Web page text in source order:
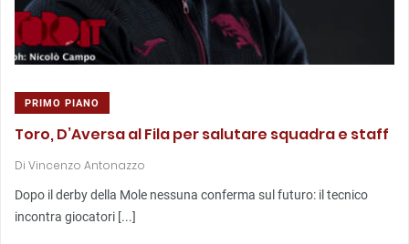
PRIMO PIANO
Toro, D’Aversa al Fila per salutare squadra e staff
Di Vincenzo Antonazzo
Dopo il derby della Mole nessuna conferma sul futuro: il tecnico
incontra giocatori [...]